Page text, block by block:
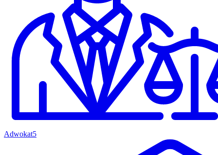
Adwokat5